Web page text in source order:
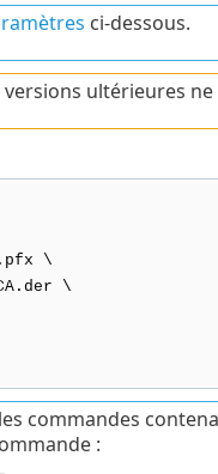
ci-dessous.
versions ultérieures
\
\
commandes
: